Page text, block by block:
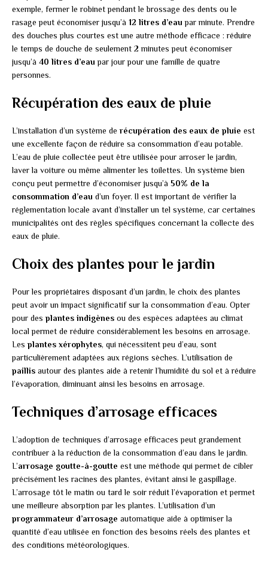
exemple, fermer le robinet pendant le brossage des dents ou le
rasage peut économiser jusqu’à 12 litres d’eau par minute. Prendre
des douches plus courtes est une autre méthode efficace : réduire
le temps de douche de seulement 2 minutes peut économiser
jusqu’à 40 litres d’eau par jour pour une famille de quatre
personnes.
Récupération des eaux de pluie
L’installation d’un système de récupération des eaux de pluie est
une excellente façon de réduire sa consommation d’eau potable.
L’eau de pluie collectée peut être utilisée pour arroser le jardin,
laver la voiture ou même alimenter les toilettes. Un système bien
conçu peut permettre d’économiser jusqu’à 50% de la
consommation d’eau d’un foyer. Il est important de vérifier la
réglementation locale avant d’installer un tel système, car certaines
municipalités ont des règles spécifiques concernant la collecte des
eaux de pluie.
Choix des plantes pour le jardin
Pour les propriétaires disposant d’un jardin, le choix des plantes
peut avoir un impact significatif sur la consommation d’eau. Opter
pour des plantes indigènes ou des espèces adaptées au climat
local permet de réduire considérablement les besoins en arrosage.
Les plantes xérophytes, qui nécessitent peu d’eau, sont
particulièrement adaptées aux régions sèches. L’utilisation de
paillis autour des plantes aide à retenir l’humidité du sol et à réduire
l’évaporation, diminuant ainsi les besoins en arrosage.
Techniques d’arrosage efficaces
L’adoption de techniques d’arrosage efficaces peut grandement
contribuer à la réduction de la consommation d’eau dans le jardin.
L’arrosage goutte-à-goutte est une méthode qui permet de cibler
précisément les racines des plantes, évitant ainsi le gaspillage.
L’arrosage tôt le matin ou tard le soir réduit l’évaporation et permet
une meilleure absorption par les plantes. L’utilisation d’un
programmateur d’arrosage automatique aide à optimiser la
quantité d’eau utilisée en fonction des besoins réels des plantes et
des conditions météorologiques.